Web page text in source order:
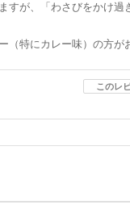
すが、「わさびをかけ過
特にカレー味）の方が
このレ